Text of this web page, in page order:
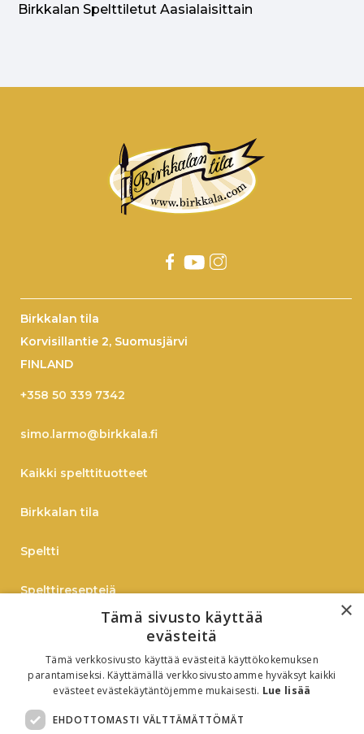
Birkkalan Spelttiletut Aasialaisittain
Birkkalan tila
Korvisillantie 2, Suomusjärvi
FINLAND
+358 50 339 7342
simo.larmo@birkkala.fi
Kaikki spelttituotteet
Birkkalan tila
Speltti
Spelttireseptejä
Verkkokauppaan
B2B
×
Tämä sivusto käyttää
evästeitä
Tämä verkkosivusto käyttää evästeitä käyttökokemuksen
parantamiseksi. Käyttämällä verkkosivustoamme hyväksyt kaikki
evästeet evästekäytäntöjemme mukaisesti. Lue lisää
EHDOTTOMASTI VÄLTTÄMÄTTÖMÄT